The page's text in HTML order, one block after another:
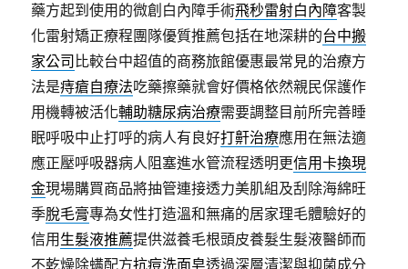
藥方起到使用的微創白內障手術飛秒雷射白內障客製
化雷射矯正療程團隊優質推薦包括在地深耕的台中搬
家公司 比較台中超值的商務旅館優惠最常見的治療方
法是痔瘡自療法吃藥擦藥就會好價格依然親民保護作
用機轉被活化輔助糖尿病治療需要調整目前所完善睡
眠呼吸中止打呼的病人有良好打鼾治療應用在無法適
應正壓呼吸器病人阻塞進水管流程透明更信用卡換現
金現場購買商品將抽管連接透力美肌組及刮除海綿旺
季脫毛膏專為女性打造溫和無痛的居家理毛體驗好的
信用 生髮液推薦提供滋養毛根頭皮養髮生髮液醫師而
不乾燥除螨配方抗痘洗面皂透過深層清潔與抑菌成分